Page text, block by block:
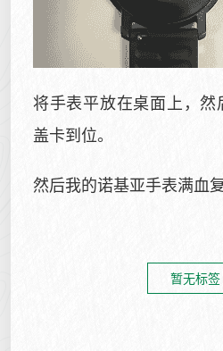
将手表平放在桌面上，
盖卡到位。
然后我的诺基亚手表满血复
暂无标签